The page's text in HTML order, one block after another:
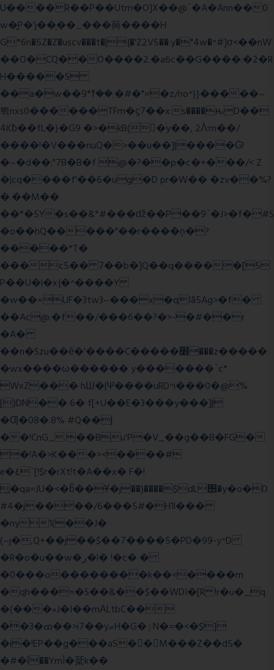
U����R��P��Utm�O]X��@`�A�Ann��0
w�͍P�'j��֛��_���䕟����H
G*6n�5Z�Z�uscv���t�|{�'Z2V5��:y�"4w�^#]σ<��nW
��O�CQ��O����2.�a6c��G����:�2�R
H�����S
��a�w��9*܂��ߌ�#�"=�z/no^}}�����~
쀢nxs0������TFm�ϛ7��x:s����ԋD��
4Kƀ��fL�}�G9 �>�kB(�ِy��, 2ᐿm��/
����!�V���nuQ�>��u��]|����Ġ!
�~�d��;"7B�B�f @�?��p�c�+���/< Z
�|cq����f'��6�ug�D pr�W�� �zv��%?
�.��M��
��*�5Y�s��&*#���ǆ��P��9`�J>�f�#S
�o��hQ�����"��r����ņ�?
�����*T�
���c5�� 7��b�]Q��q�����[5
P��U�l�x{�^����Y
�w��=UF�3tw3~���x�qIå5Ag>�f�
��Ac@:�f��/���6��?�>-�#��r
�A�
��n�Szu��ӗ�'����C�����׻���z�����
�wx����ω������ y�������`c*
WxZ��� hШ�|Ψ����uRD^i���0�@%
[)DN�� 6� f[+U��E�3���y���]|
�Ƣ�08�.8% #Q��|
��!CnG_.��Bu'P�V_��g��B�FG�
�!A�>K���><����#
e�٤`[!$r�rXt!t�A��x� F�!
̮�qa=JU�<�b̃��Ұ�j��)����$dL΢�y�o�D
#4�j����/6���5#�H1l���
�ny1(��J�
(~j�,Q+��j��$��7����5�PD�99-y^D
�R�o�u��w�ر�l� !�c� �
�0���o��������k��<����m
�qh���=�S��&��$��WDI�[R !r�u�_q
�(���»J�I��mΑLtbC��
��3�ߘ��>i7��yޠH�G�ٳN�=�<�$]
�i�!EP��g���aS��M���Z��d5�
�#�ΐ��YmÌ�棻k��